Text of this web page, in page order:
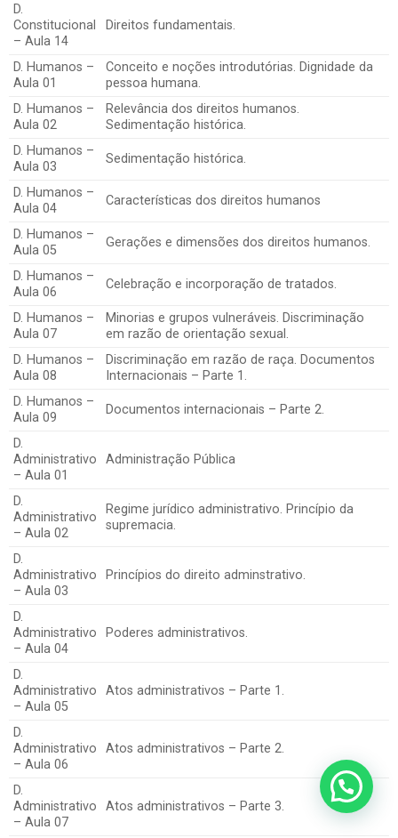
D.
Constitucional
– Aula 14
Direitos fundamentais.
D. Humanos –
Aula 01
Conceito e noções introdutórias. Dignidade da
pessoa humana.
D. Humanos –
Aula 02
Relevância dos direitos humanos.
Sedimentação histórica.
D. Humanos –
Aula 03
Sedimentação histórica.
D. Humanos –
Aula 04
Características dos direitos humanos
D. Humanos –
Aula 05
Gerações e dimensões dos direitos humanos.
D. Humanos –
Aula 06
Celebração e incorporação de tratados.
D. Humanos –
Aula 07
Minorias e grupos vulneráveis. Discriminação
em razão de orientação sexual.
D. Humanos –
Aula 08
Discriminação em razão de raça. Documentos
Internacionais – Parte 1.
D. Humanos –
Aula 09
Documentos internacionais – Parte 2.
D.
Administrativo
– Aula 01
Administração Pública
D.
Administrativo
– Aula 02
Regime jurídico administrativo. Princípio da
supremacia.
D.
Administrativo
– Aula 03
Princípios do direito adminstrativo.
D.
Administrativo
– Aula 04
Poderes administrativos.
D.
Administrativo
– Aula 05
Atos administrativos – Parte 1.
D.
Administrativo
– Aula 06
Atos administrativos – Parte 2.
D.
Administrativo
– Aula 07
Atos administrativos – Parte 3.